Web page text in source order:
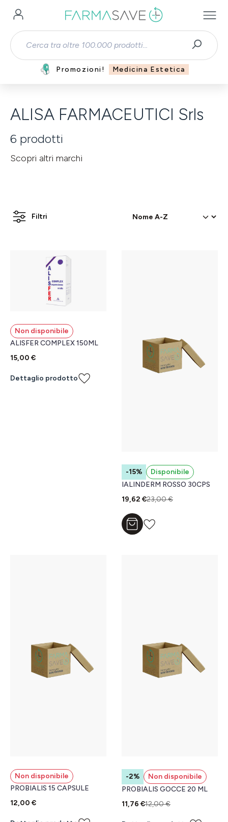
Passa al contenuto principale
Promozioni! Medicina Estetica
ALISA FARMACEUTICI Srls
6 prodotti
Scopri altri marchi
Filtri
Non disponibile
ALISFER COMPLEX 150ML
15,00 €
Dettaglio prodotto
-15%
Disponibile
IALINDERM ROSSO 30CPS
19,62 €23,00 €
Aggiungi al carrello
Non disponibile
PROBIALIS 15 CAPSULE
12,00 €
-2%
Non disponibile
PROBIALIS GOCCE 20 ML
11,76 €12,00 €